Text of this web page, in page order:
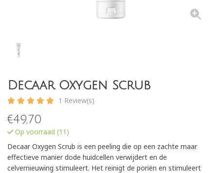
Decaar Oxygen Scrub
1 Review(s)
€49,70
Op voorraad (11)
Decaar Oxygen Scrub is een peeling die op een zachte maar
effectieve manier dode huidcellen verwijdert en de
celvernieuwing stimuleert. Het reinigt de poriën en stimuleert